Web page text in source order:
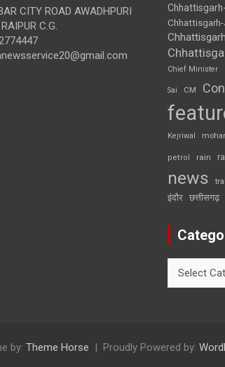
CITY ROAD AWADHPURI
C.G.
Chief Minister
Sai CM
Kejriwal
petrol rain
news
इंदौर छत्तीसगढ़
by: Theme Horse Proudly Powered by: